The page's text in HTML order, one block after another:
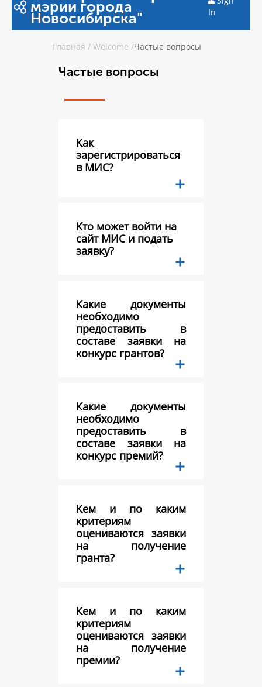
мэрии города
Новосибирска"
In
Главная / Welcome /Частые вопросы
Частые вопросы
Как
зарегистрироваться
в МИС?
Кто может войти на
сайт МИС и подать
заявку?
Какие документы
необходимо
предоставить в
составе заявки на
конкурс грантов?
Какие документы
необходимо
предоставить в
составе заявки на
конкурс премий?
Кем и по каким
критериям
оцениваются заявки
на получение
гранта?
Кем и по каким
критериям
оцениваются заявки
на получение
премии?